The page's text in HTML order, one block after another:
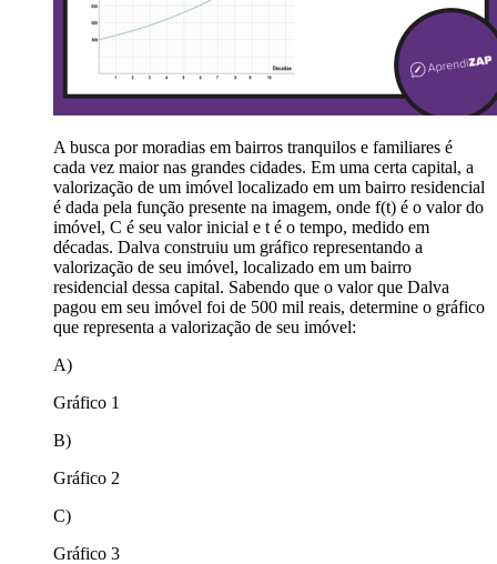
A busca por moradias em bairros tranquilos e familiares é
cada vez maior nas grandes cidades. Em uma certa capital, a
valorização de um imóvel localizado em um bairro residencial
é dada pela função presente na imagem, onde f(t) é o valor do
imóvel, C é seu valor inicial e t é o tempo, medido em
décadas. Dalva construiu um gráfico representando a
valorização de seu imóvel, localizado em um bairro
residencial dessa capital. Sabendo que o valor que Dalva
pagou em seu imóvel foi de 500 mil reais, determine o gráfico
que representa a valorização de seu imóvel:
A)
Gráfico 1
B)
Gráfico 2
C)
Gráfico 3